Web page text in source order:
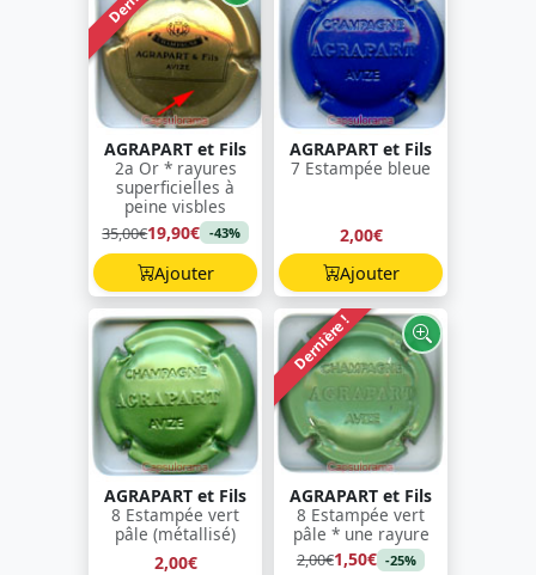
AGRAPART et Fils
2a Or * rayures
superficielles à
peine visbles
35,00€19,90€ -43%
Ajouter
AGRAPART et Fils
7 Estampée bleue
2,00€
Ajouter
AGRAPART et Fils
8 Estampée vert
pâle (métallisé)
2,00€
Dernière !
AGRAPART et Fils
8 Estampée vert
pâle * une rayure
2,00€1,50€ -25%